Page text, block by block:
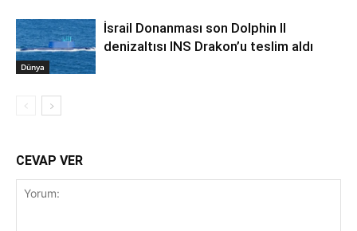
Dünya
İsrail Donanması son Dolphin II
denizaltısı INS Drakon’u teslim aldı
CEVAP VER